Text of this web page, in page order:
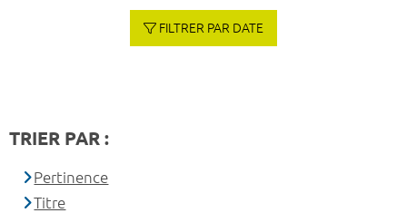
FILTRER PAR DATE
TRIER PAR :
Pertinence
Titre